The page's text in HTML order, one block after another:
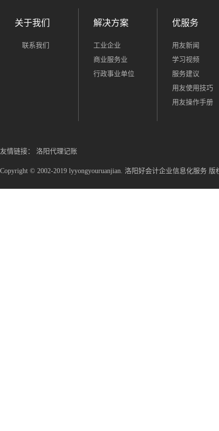
关于我们
联系我们
解决方案
工业企业
商业服务业
行政事业单位
优服务
用友新闻
学习视频
服务建议
用友使用技巧
用友操作手册
友情链接： 洛阳代理记账
Copyright © 2002-2019 lyyongyouruanjian. 洛阳好会计企业信息化服务 版